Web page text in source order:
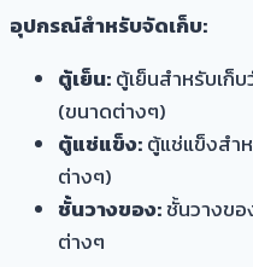
อุปกรณ์สำหรับจัดเก็บ:
ตู้เย็น:ตู้เย็นสำหรับเก็
(ขนาดต่างๆ)
ตู้แช่แข็ง:ตู้แช่แข็งสำ
ต่างๆ)
ชั้นวางของ:ชั้นวางข
ต่างๆ